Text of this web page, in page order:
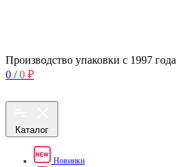
Производство упаковки с 1997 года
0 / 0 ₽
Каталог
Новинки